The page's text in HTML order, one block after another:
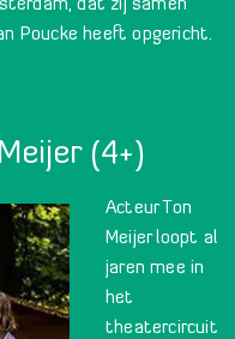
dat zij samen
Poucke heeft opgericht.
(4+)
Acteur Ton
Meijer loopt al
jaren mee in
het
theatercircuit